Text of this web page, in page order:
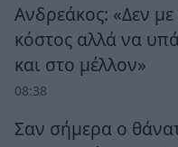
Ανδρεάκος: «Δεν με
κόστος αλλά να
και στο μέλλον»
08:38
Σαν σήμερα ο